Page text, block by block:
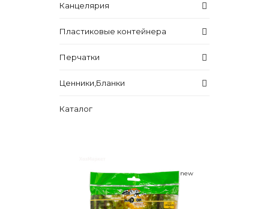
Канцелярия
Пластиковые контейнера
Перчатки
Ценники,Бланки
Каталог
new